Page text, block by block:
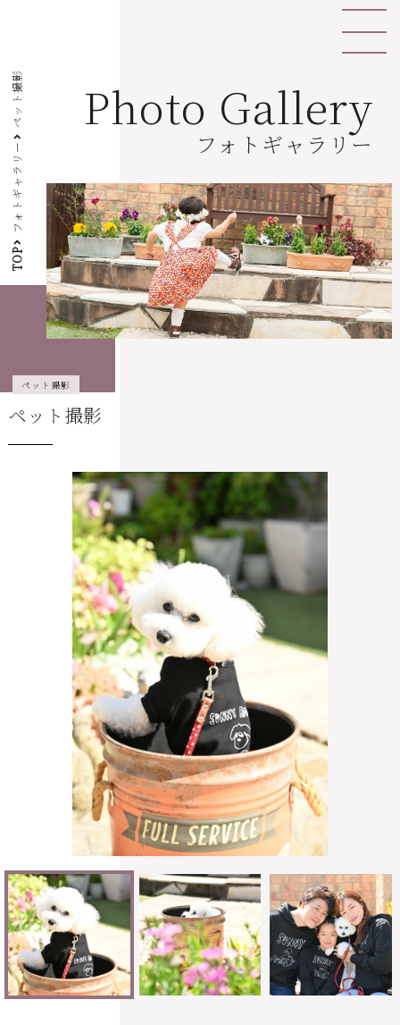
Photo Gallery
フォトギャラリー
TOP
フォトギャラリー
ペット撮影
ペット撮影
ペット撮影